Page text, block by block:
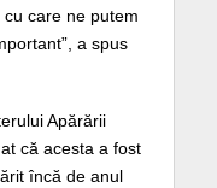
care ne putem
a spus
Apărării
că acesta a fost
încă de anul